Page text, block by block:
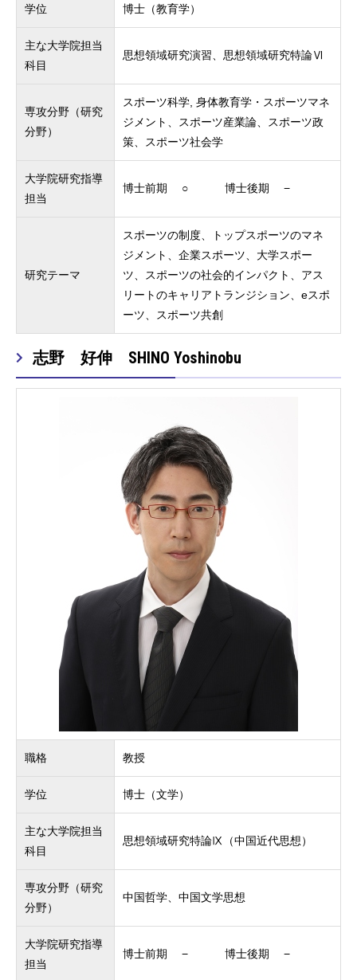
学位 博士（教育学）
主な大学院担当
科目
思想領域研究演習、思想領域研究特論Ⅵ
専攻分野（研究
分野）
スポーツ科学, 身体教育学・スポーツマネ
ジメント、スポーツ産業論、スポーツ政
策、スポーツ社会学
大学院研究指導
担当
博士前期 ○ 博士後期 −
研究テーマ
スポーツの制度、トップスポーツのマネ
ジメント、企業スポーツ、大学スポー
ツ、スポーツの社会的インパクト、アス
リートのキャリアトランジション、eスポ
ーツ、スポーツ共創
志野 好伸 SHINO Yoshinobu
職格 教授
学位 博士（文学）
主な大学院担当
科目
思想領域研究特論Ⅸ（中国近代思想）
専攻分野（研究
分野）
中国哲学、中国文学思想
大学院研究指導
担当
博士前期 − 博士後期 −